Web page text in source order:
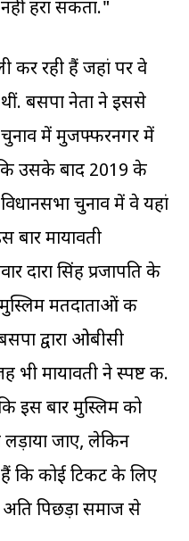
हरा सकता."
कर रही हैं जहां पर वे
बसपा नेता ने इससे
में मुजफ्फरनगर में
उसके बाद 2019 के
चुनाव में वे यहां
मायावती
दारा सिंह प्रजापति के
मतदाताओं की
द्वारा ओबीसी
भी मायावती ने स्पष्ट की.
इस बार मुस्लिम को
जाए, लेकिन
कि कोई टिकट के लिए
पिछड़ा समाज से